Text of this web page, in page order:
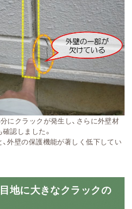
にクラックが発生し、さらに外壁材
認しました。
外壁の保護機能が著しく低下してい
地に大きなクラックの